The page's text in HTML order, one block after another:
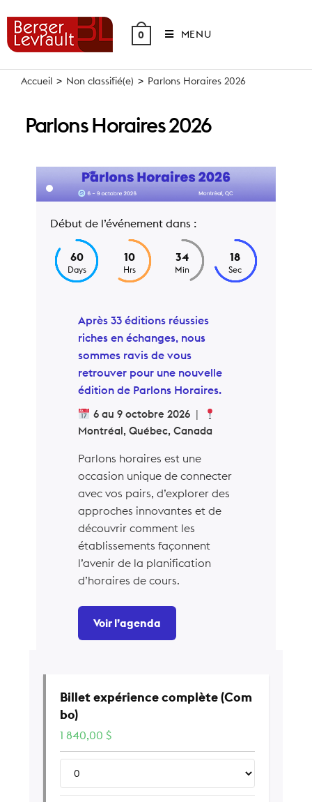
content
0 MENU
Accueil > Non classifié(e) > Parlons Horaires 2026
Parlons Horaires 2026
Début de l’événement dans :
60
Days
10
Hrs
34
Min
18
Sec
Après 33 éditions réussies
riches en échanges, nous
sommes ravis de vous
retrouver pour une nouvelle
édition de Parlons Horaires.
6 au 9 octobre 2026|
Montréal, Québec, Canada
Parlons horaires est une
occasion unique de connecter
avec vos pairs, d’explorer des
approches innovantes et de
découvrir comment les
établissements façonnent
l’avenir de la planification
d’horaires de cours.
Voir l’agenda
Billet expérience complète (Com
bo)
1 840,00$